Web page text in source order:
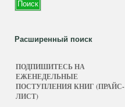
Расширенный поиск
ПОДПИШИТЕСЬ НА
ЕЖЕНЕДЕЛЬНЫЕ
ПОСТУПЛЕНИЯ КНИГ (ПРАЙС-
ЛИСТ)